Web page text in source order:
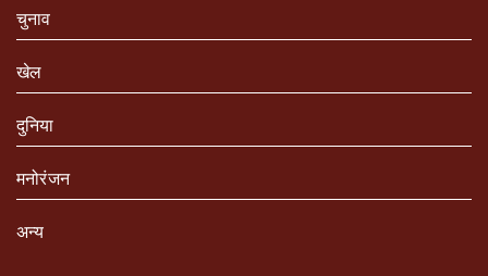
चुनाव
खेल
दुनिया
मनोरंजन
अन्य